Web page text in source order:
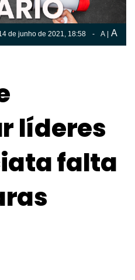
de junho de 2021, 18:58 - A A
líderes
falta